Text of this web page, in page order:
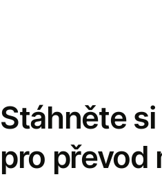
Stáhněte
pro převod